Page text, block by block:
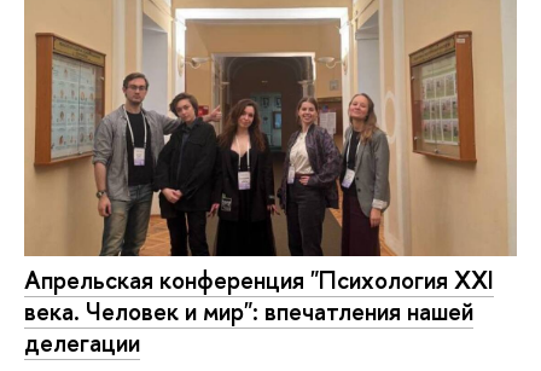
Апрельская конференция "Психология XXI
века. Человек и мир": впечатления нашей
делегации